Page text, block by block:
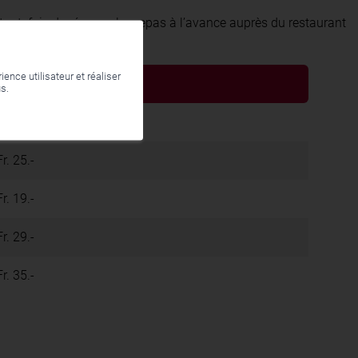
de réserver les repas à l’avance auprès du restaurant
Privé/Privé
25.-
19.-
29.-
35.-
utilisateur et réaliser